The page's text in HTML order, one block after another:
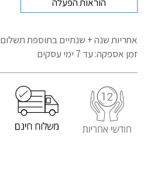
אחריות שנה + שנתיים בתוספת תשלום 199 ש"ח בכפוף לתקנון
זמן אספקה: עד 7 ימי עסקים